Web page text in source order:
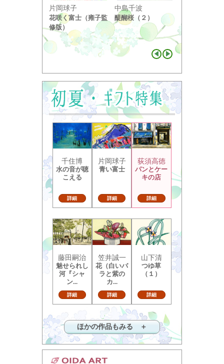
片岡球子
花咲く富士（雍子監
修版）
中島千波
醍醐桜（２）
り ...
千住博
水の音が聴
こえる
詳細
片岡球子
青い富士
詳細
荻須高徳
パンとケー
キの店
詳細
藤田嗣治
魅せられし
河『シャ
ン...
詳細
笠井誠一
花（白いバ
ラと紫の
カ...
詳細
山下清
つゆ草
（１）
詳細
ほかの作品もみる ＋